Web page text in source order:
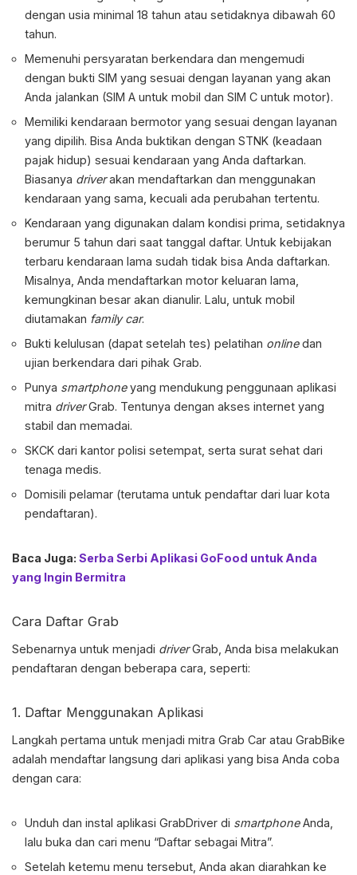
dengan usia minimal 18 tahun atau setidaknya dibawah 60
tahun.
Memenuhi persyaratan berkendara dan mengemudi
dengan bukti SIM yang sesuai dengan layanan yang akan
Anda jalankan (SIM A untuk mobil dan SIM C untuk motor).
Memiliki kendaraan bermotor yang sesuai dengan layanan
yang dipilih. Bisa Anda buktikan dengan STNK (keadaan
pajak hidup) sesuai kendaraan yang Anda daftarkan.
Biasanya driverakan mendaftarkan dan menggunakan
kendaraan yang sama, kecuali ada perubahan tertentu.
Kendaraan yang digunakan dalam kondisi prima, setidaknya
berumur 5 tahun dari saat tanggal daftar. Untuk kebijakan
terbaru kendaraan lama sudah tidak bisa Anda daftarkan.
Misalnya, Anda mendaftarkan motor keluaran lama,
kemungkinan besar akan dianulir. Lalu, untuk mobil
diutamakan family car.
Bukti kelulusan (dapat setelah tes) pelatihan onlinedan
ujian berkendara dari pihak Grab.
Punya smartphoneyang mendukung penggunaan aplikasi
mitra driverGrab. Tentunya dengan akses internet yang
stabil dan memadai.
SKCK dari kantor polisi setempat, serta surat sehat dari
tenaga medis.
Domisili pelamar (terutama untuk pendaftar dari luar kota
pendaftaran).
Baca Juga: Serba Serbi Aplikasi GoFood untuk Anda
yang Ingin Bermitra
Cara Daftar Grab
Sebenarnya untuk menjadi driverGrab, Anda bisa melakukan
pendaftaran dengan beberapa cara, seperti:
1. Daftar Menggunakan Aplikasi
Langkah pertama untuk menjadi mitra Grab Car atau GrabBike
adalah mendaftar langsung dari aplikasi yang bisa Anda coba
dengan cara:
Unduh dan instal aplikasi GrabDriver di smartphoneAnda,
lalu buka dan cari menu “Daftar sebagai Mitra”.
Setelah ketemu menu tersebut, Anda akan diarahkan ke